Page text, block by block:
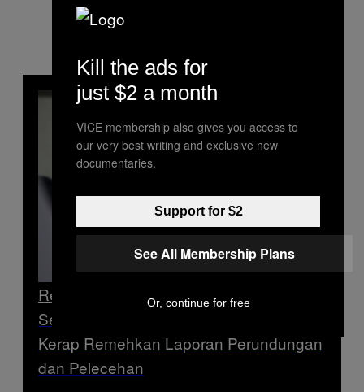
Read Next
Sebelum Kasus Pegawai KPI Viral, Polisi
Kerap Remehkan Laporan Perundungan
dan Pelecehan
Kill the ads for
just $2 a month
VICE membership also gives you access to
our very best writing and exclusive new
documentaries.
Support for $2
See All Membership Plans
Or, continue for free